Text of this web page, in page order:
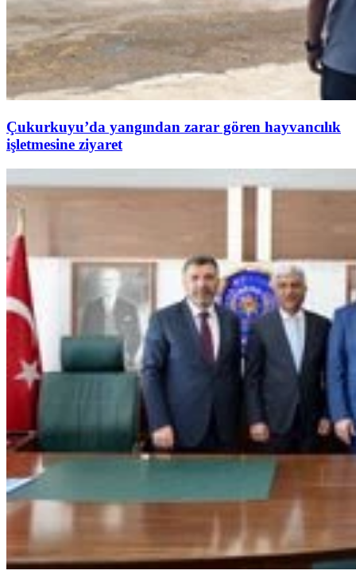
Çukurkuyu’da yangından zarar gören hayvancılık
işletmesine ziyaret